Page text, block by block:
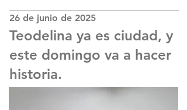
26 de junio de 2025
Teodelina ya es ciudad, y
este domingo va a hacer
historia.